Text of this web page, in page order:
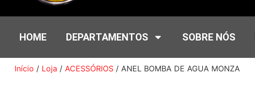
HOME DEPARTAMENTOS SOBRE NÓS
Início / Loja / ACESSÓRIOS / ANEL BOMBA DE AGUA MONZA